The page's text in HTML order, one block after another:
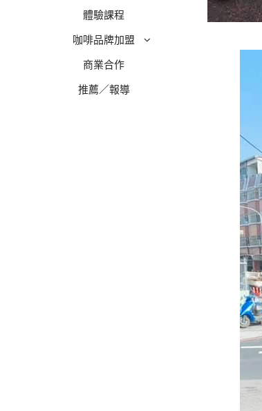
體驗課程
咖啡品牌加盟
商業合作
推薦／報導